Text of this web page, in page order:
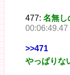
477: 名無し
>>471
やっぱりな